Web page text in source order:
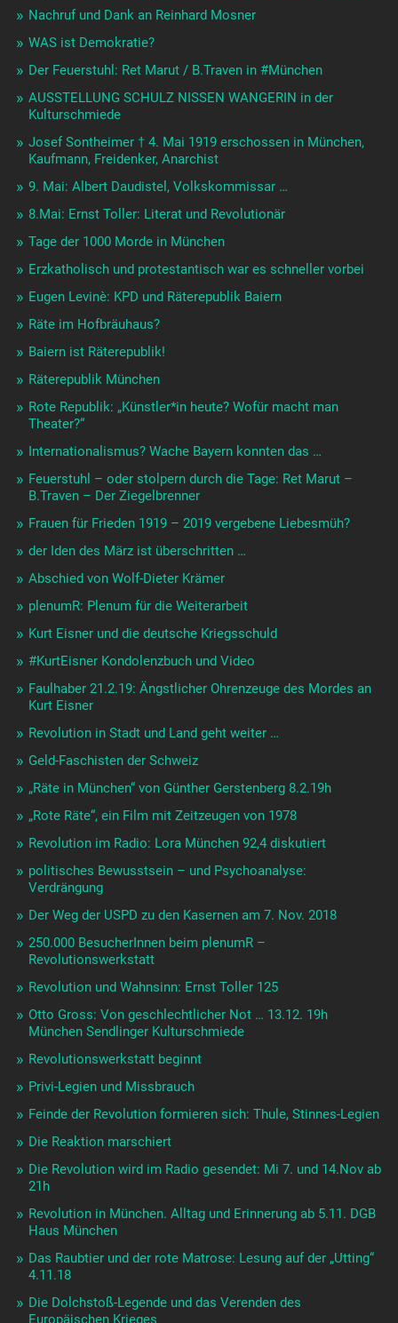
Nachruf und Dank an Reinhard Mosner
WAS ist Demokratie?
Der Feuerstuhl: Ret Marut / B.Traven in #München
AUSSTELLUNG SCHULZ NISSEN WANGERIN in der
Kulturschmiede
Josef Sontheimer † 4. Mai 1919 erschossen in München,
Kaufmann, Freidenker, Anarchist
9. Mai: Albert Daudistel, Volkskommissar …
8.Mai: Ernst Toller: Literat und Revolutionär
Tage der 1000 Morde in München
Erzkatholisch und protestantisch war es schneller vorbei
Eugen Levinè: KPD und Räterepublik Baiern
Räte im Hofbräuhaus?
Baiern ist Räterepublik!
Räterepublik München
Rote Republik: „Künstler*in heute? Wofür macht man
Theater?“
Internationalismus? Wache Bayern konnten das …
Feuerstuhl – oder stolpern durch die Tage: Ret Marut –
B.Traven – Der Ziegelbrenner
Frauen für Frieden 1919 – 2019 vergebene Liebesmüh?
der Iden des März ist überschritten …
Abschied von Wolf-Dieter Krämer
plenumR: Plenum für die Weiterarbeit
Kurt Eisner und die deutsche Kriegsschuld
#KurtEisner Kondolenzbuch und Video
Faulhaber 21.2.19: Ängstlicher Ohrenzeuge des Mordes an
Kurt Eisner
Revolution in Stadt und Land geht weiter …
Geld-Faschisten der Schweiz
„Räte in München“ von Günther Gerstenberg 8.2.19h
„Rote Räte“, ein Film mit Zeitzeugen von 1978
Revolution im Radio: Lora München 92,4 diskutiert
politisches Bewusstsein – und Psychoanalyse:
Verdrängung
Der Weg der USPD zu den Kasernen am 7. Nov. 2018
250.000 BesucherInnen beim plenumR –
Revolutionswerkstatt
Revolution und Wahnsinn: Ernst Toller 125
Otto Gross: Von geschlechtlicher Not … 13.12. 19h
München Sendlinger Kulturschmiede
Revolutionswerkstatt beginnt
Privi-Legien und Missbrauch
Feinde der Revolution formieren sich: Thule, Stinnes-Legien
Die Reaktion marschiert
Die Revolution wird im Radio gesendet: Mi 7. und 14.Nov ab
21h
Revolution in München. Alltag und Erinnerung ab 5.11. DGB
Haus München
Das Raubtier und der rote Matrose: Lesung auf der „Utting“
4.11.18
Die Dolchstoß-Legende und das Verenden des
Europäischen Krieges